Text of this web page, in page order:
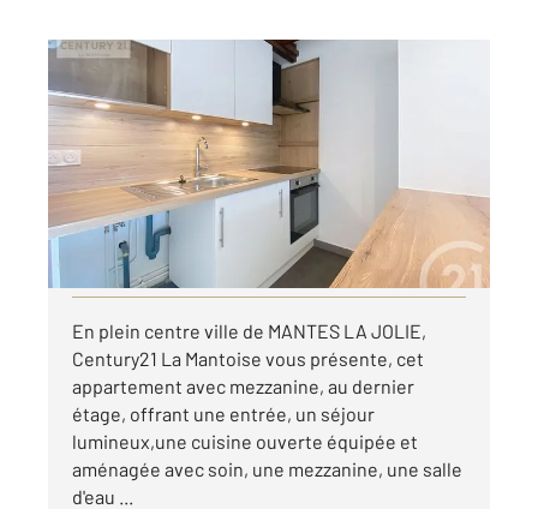
35,15 m
, 2 pièces
Ref : 5613
Appartement F1 Bis à louer
730 €
par mois charges comprises
Visiter le site dédié
En plein centre ville de MANTES LA JOLIE,
Century21 La Mantoise vous présente, cet
appartement avec mezzanine, au dernier
étage, offrant une entrée, un séjour
lumineux,une cuisine ouverte équipée et
aménagée avec soin, une mezzanine, une salle
d'eau ...